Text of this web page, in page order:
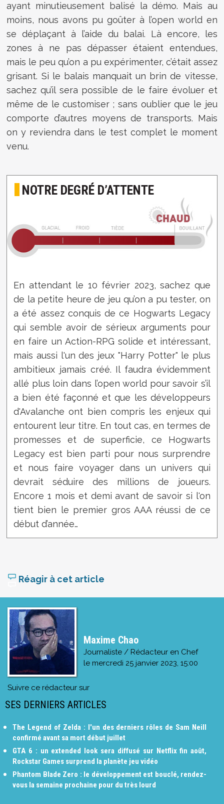
ayant minutieusement balisé la démo. Mais au
moins, nous avons pu goûter à l’open world en
se déplaçant à l’aide du balai. Là encore, les
zones à ne pas dépasser étaient entendues,
mais le peu qu’on a pu expérimenter, c’était assez
grisant. Si le balais manquait un brin de vitesse,
sachez qu’il sera possible de le faire évoluer et
même de le customiser ; sans oublier que le jeu
comporte d’autres moyens de transports. Mais
on y reviendra dans le test complet le moment
venu.
NOTRE DEGRÉ D’ATTENTE
En attendant le 10 février 2023, sachez que
de la petite heure de jeu qu’on a pu tester, on
a été assez conquis de ce Hogwarts Legacy
qui semble avoir de sérieux arguments pour
en faire un Action-RPG solide et intéressant,
mais aussi l'un des jeux "Harry Potter" le plus
ambitieux jamais créé. Il faudra évidemment
allé plus loin dans l’open world pour savoir s’il
a bien été façonné et que les développeurs
d'Avalanche ont bien compris les enjeux qui
entourent leur titre. En tout cas, en termes de
promesses et de superficie, ce Hogwarts
Legacy est bien parti pour nous surprendre
et nous faire voyager dans un univers qui
devrait séduire des millions de joueurs.
Encore 1 mois et demi avant de savoir si l'on
tient bien le premier gros AAA réussi de ce
début d’année…
Réagir à cet article
Maxime Chao
Journaliste / Rédacteur en Chef
le mercredi 25 janvier 2023, 15:00
Suivre ce rédacteur sur
SES DERNIERS ARTICLES
The Legend of Zelda : l'un des derniers rôles de Sam Neill
confirmé avant sa mort début juillet
GTA 6 : un extended look sera diffusé sur Netflix fin août,
Rockstar Games surprend la planète jeu vidéo
Phantom Blade Zero : le développement est bouclé, rendez-
vous la semaine prochaine pour du très lourd